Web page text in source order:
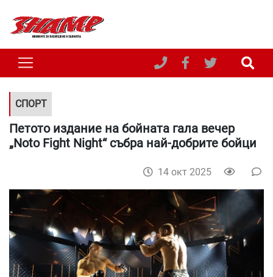
СПОРТ
Петото издание на бойната гала вечер
„Noto Fight Night“ събра най-добрите бойци
14 окт 2025